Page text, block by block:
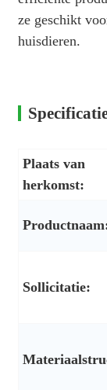
ze geschikt
huisdieren.
Plaats van
herkomst:
Sollicitatie: